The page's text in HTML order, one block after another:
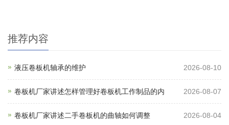
推荐内容
液压卷板机轴承的维护 2026-08-10
卷板机厂家讲述怎样管理好卷板机工作制品的内 2026-08-07
卷板机厂家讲述二手卷板机的曲轴如何调整 2026-08-04